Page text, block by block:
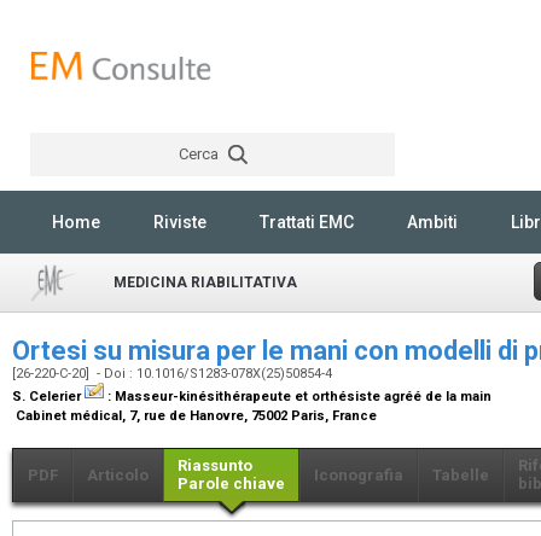
Cerca
Home Riviste Trattati EMC Ambiti
MEDICINA RIABILITATIVA
Ortesi su misura per le mani con modelli di
[26-220-C-20] - Doi : 10.1016/S1283-078X(25)50854-4
S. Celerier
: Masseur-kinésithérapeute et orthésiste agréé de la main
Cabinet médical, 7, rue de Hanovre, 75002 Paris, France
PDF Articolo
Riassunto
Parole chiave
Iconografia Tabelle